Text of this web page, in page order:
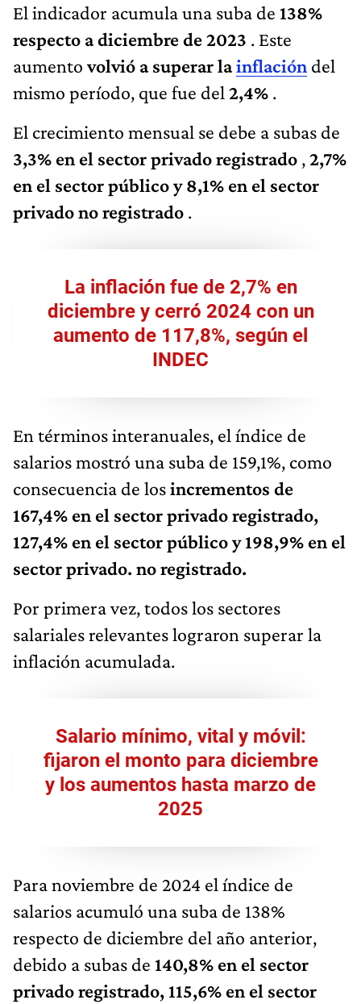
El indicador acumula una suba de 138%
respecto a diciembre de 2023 . Este
aumentovolvió a superar lainflación del
mismo período, que fue del 2,4% .
El crecimiento mensual se debe a subas de
3,3% en el sector privado registrado ,2,7%
en el sector público y 8,1% en el sector
privado no registrado .
La inflación fue de 2,7% en
diciembre y cerró 2024 con un
aumento de 117,8%, según el
INDEC
En términos interanuales, el índice de
salarios mostró una suba de 159,1%, como
consecuencia de losincrementos de
167,4% en el sector privado registrado,
127,4% en el sector público y 198,9% en el
sector privado. no registrado.
Por primera vez, todos los sectores
salariales relevantes lograron superar la
inflación acumulada.
Salario mínimo, vital y móvil:
fijaron el monto para diciembre
y los aumentos hasta marzo de
2025
Para noviembre de 2024 el índice de
salarios acumuló una suba de 138%
respecto de diciembre del año anterior,
debido a subas de 140,8% en el sector
privado registrado, 115,6% en el sector